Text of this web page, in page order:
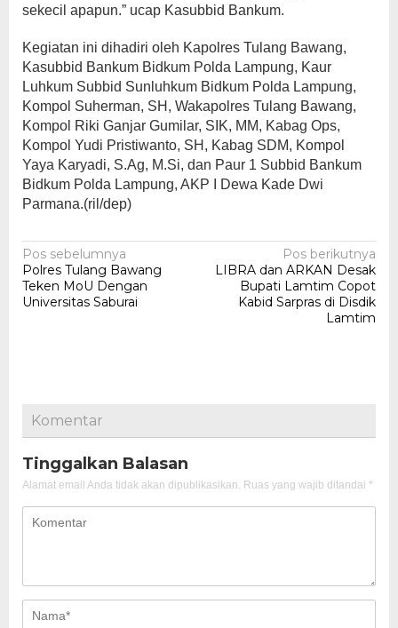
sekecil apapun.” ucap Kasubbid Bankum.
Kegiatan ini dihadiri oleh Kapolres Tulang Bawang,
Kasubbid Bankum Bidkum Polda Lampung, Kaur
Luhkum Subbid Sunluhkum Bidkum Polda Lampung,
Kompol Suherman, SH, Wakapolres Tulang Bawang,
Kompol Riki Ganjar Gumilar, SIK, MM, Kabag Ops,
Kompol Yudi Pristiwanto, SH, Kabag SDM, Kompol
Yaya Karyadi, S.Ag, M.Si, dan Paur 1 Subbid Bankum
Bidkum Polda Lampung, AKP I Dewa Kade Dwi
Parmana.(ril/dep)
Navigasi
pos
Pos sebelumnya
Polres Tulang Bawang
Teken MoU Dengan
Universitas Saburai
Pos berikutnya
LIBRA dan ARKAN Desak
Bupati Lamtim Copot
Kabid Sarpras di Disdik
Lamtim
Komentar
Tinggalkan Balasan
Alamat email Anda tidak akan dipublikasikan. Ruas yang wajib ditandai *